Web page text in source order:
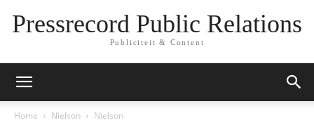
Pressrecord Public Relations
Publiciteit & Content
Home Nielson Nielson